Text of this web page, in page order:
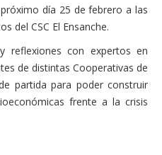
día 25 de febrero a las
del CSC El Ensanche.
reflexiones con expertos en
de distintas Cooperativas de
partida para poder construir
frente a la crisis